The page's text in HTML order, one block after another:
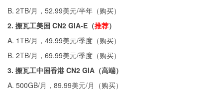
B. 2TB/月，52.99美元/半年（购买）
2. 搬瓦工美国 CN2 GIA-E（推荐）
A. 1TB/月，49.99美元/季度（购买）
B. 2TB/月，69.99美元/季度（购买）
3. 搬瓦工中国香港 CN2 GIA（高端）
A. 500GB/月，89.99美元/月（购买）